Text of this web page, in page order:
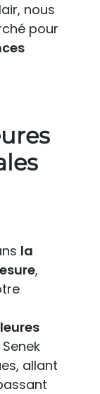
nous
pour
la
,
Senek
allant